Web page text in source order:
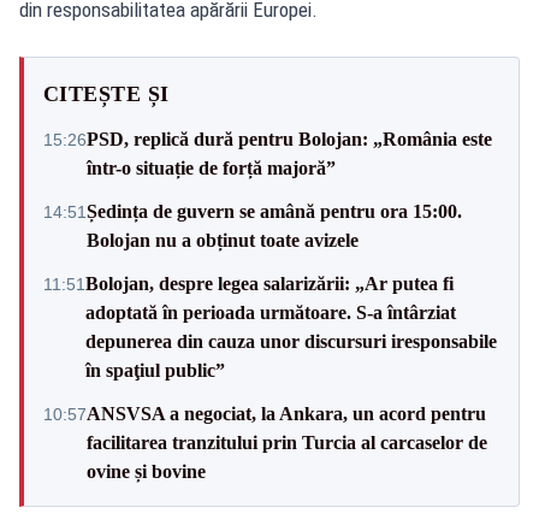
din responsabilitatea apărării Europei.
CITEȘTE ȘI
15:26PSD, replică dură pentru Bolojan: „România este
într-o situație de forță majoră”
14:51Ședința de guvern se amână pentru ora 15:00.
Bolojan nu a obținut toate avizele
11:51Bolojan, despre legea salarizării: „Ar putea fi
adoptată în perioada următoare. S-a întârziat
depunerea din cauza unor discursuri iresponsabile
în spaţiul public”
10:57ANSVSA a negociat, la Ankara, un acord pentru
facilitarea tranzitului prin Turcia al carcaselor de
ovine și bovine